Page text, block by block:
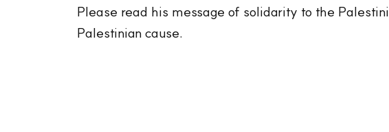
Please read his message of solidarity to the
Palestinian cause.